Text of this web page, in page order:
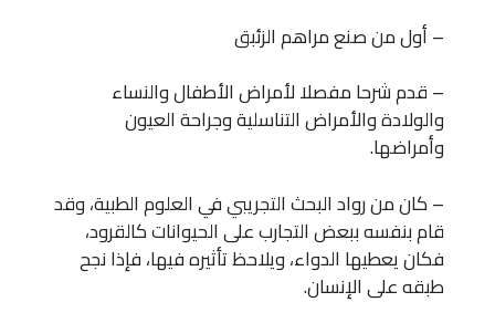
– أول من صنع مراهم الزئبق
– قدم شرحا مفصلا لأمراض الأطفال والنساء
والولادة والأمراض التناسلية وجراحة العيون
وأمراضها.
– كان من رواد البحث التجريبي في العلوم الطبية، وقد
قام بنفسه ببعض التجارب على الحيوانات كالقرود،
فكان يعطيها الدواء، ويلاحظ تأثيره فيها، فإذا نجح
طبقه على الإنسان.